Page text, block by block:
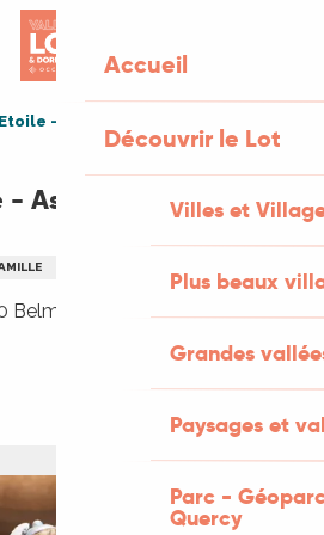
Accueil
Découvrir le Lot
Villes et
Plus beaux
Grandes
Paysages et
Parc -
Quercy
- Astérix et l'Empire du milieu
- Astérix et l'Empire du
Belmont-Bretenoux